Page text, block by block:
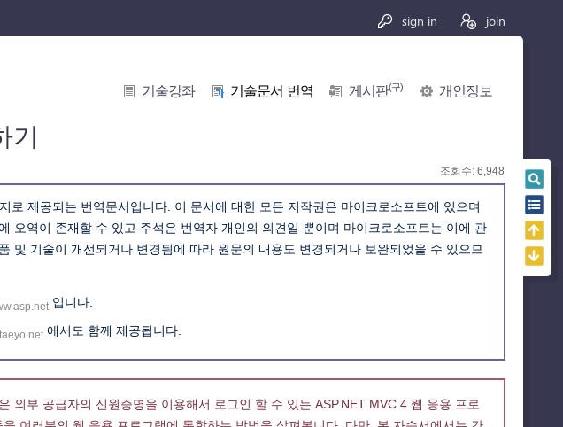
sign in join
기술강좌 기술문서 번역 게시판(구) 개인정보
기
조회수: 6,948
로 제공되는 번역문서입니다. 이 문서에 대한 모든 저작권은 마이크로소프트에 있으며
오역이 존재할 수 있고 주석은 번역자 개인의 의견일 뿐이며 마이크로소프트는 이에 관
및 기술이 개선되거나 변경됨에 따라 원문의 내용도 변경되거나 보완되었을 수 있으므
입니다.
에서도 함께 제공됩니다.
외부 공급자의 신원증명을 이용해서 로그인 할 수 있는 ASP.NET MVC 4 웹 응용 프로